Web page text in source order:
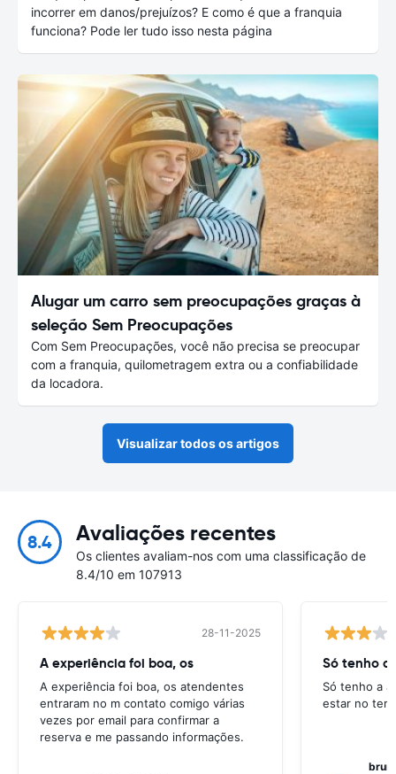
incorrer em danos/prejuízos? E como é que a franquia
funciona? Pode ler tudo isso nesta página
Alugar um carro sem preocupações graças à
seleção Sem Preocupações
Com Sem Preocupações, você não precisa se preocupar
com a franquia, quilometragem extra ou a confiabilidade
da locadora.
Visualizar todos os artigos
8.4 Avaliações recentes
Os clientes avaliam-nos com uma classificação de
8.4/10 em 107913
28-11-2025
A experiência foi boa, os
A experiência foi boa, os atendentes
entraram no m contato comigo várias
vezes por email para confirmar a
reserva e me passando informações.
Só tenho a
Só tenho a
estar no